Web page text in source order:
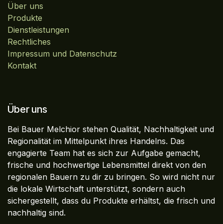
Über uns
Produkte
Dienstleistungen
Rechtliches
Impressum und Datenschutz
Kontakt
Über uns
Bei Bauer Melchior stehen Qualität, Nachhaltigkeit und
Regionalität im Mittelpunkt ihres Handelns. Das
engagierte Team hat es sich zur Aufgabe gemacht,
frische und hochwertige Lebensmittel direkt von den
regionalen Bauern zu dir zu bringen. So wird nicht nur
die lokale Wirtschaft unterstützt, sondern auch
sichergestellt, dass du Produkte erhältst, die frisch und
nachhaltig sind.